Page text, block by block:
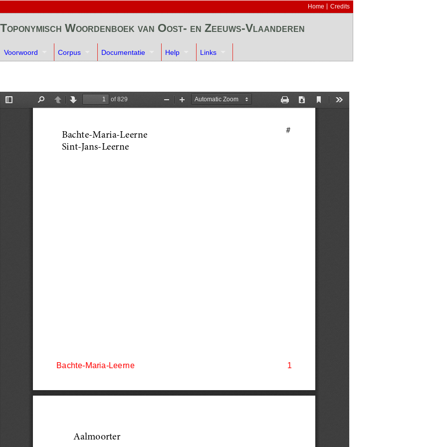
Home Credits
Toponymisch Woordenboek van Oost- en Zeeuws-Vlaanderen
Voorwoord Corpus Documentatie Help Links